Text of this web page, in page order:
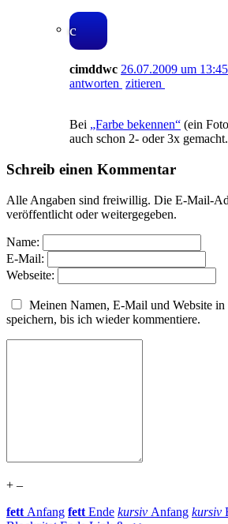
c
cimddwc 26.07.2009 um 13:45
antworten zitieren
Bei „Farbe bekennen“ (ein
auch schon 2- oder 3x gemacht.
Schreib einen Kommentar
Alle Angaben sind freiwillig. Die E-Mail-
veröffentlicht oder weitergegeben.
Name:
E-Mail:
Webseite:
Meinen Namen, E-Mail und Website in
speichern, bis ich wieder kommentiere.
+ –
fett Anfang fett Ende kursiv Anfang kursiv